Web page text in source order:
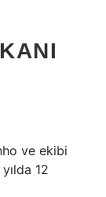
ve ekibi
12